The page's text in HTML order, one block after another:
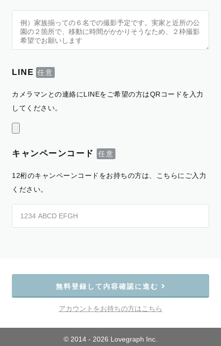
LINE
カメラマンとの連絡にLINEをご希望の方はQRコードを入力
してください。
キャンペーンコード
12桁のキャンペーンコードをお持ちの方は、こちらにご入力
ください。
無料登録して内容確認に進む
アカウントをお持ちの方はこちら
© 2014 - 2026 Lovegraph Inc.